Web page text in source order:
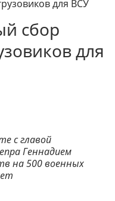
для ВСУ
сбор
для
с главой
Геннадием
на 500 военных